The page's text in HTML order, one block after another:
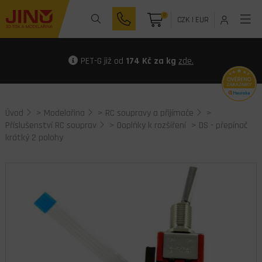
0 CZK| EUR
PET-G již od 174 Kč za kg zde.
Úvod > Modelařina > RC soupravy a přijímače
>
Příslušenství RC souprav
> Doplňky k rozšíření > DS - přepínač
krátký 2 polohy